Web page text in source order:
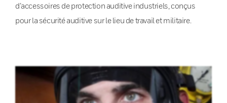
d’accessoires de protection auditive industriels, conçus
pour la sécurité auditive sur le lieu de travail et militaire.